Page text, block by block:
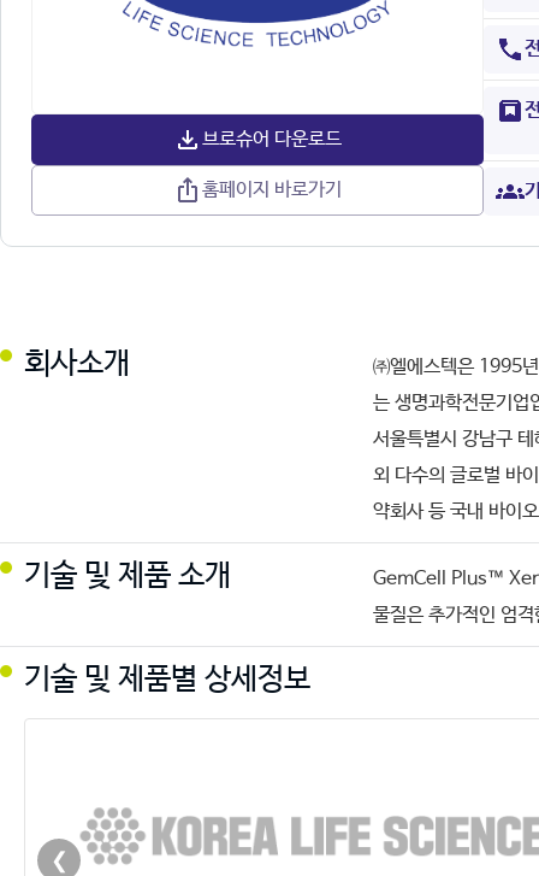
브로슈어 다운로드
홈페이지 바로가기
회사소개
㈜엘에스텍은 1995
는 생명과학전문기업
서울특별시 강남구
외 다수의 글로벌 바
약회사 등 국내 바이
기술 및 제품 소개
GemCell Plus™
물질은 추가적인 엄
기술 및 제품별 상세정보
❮